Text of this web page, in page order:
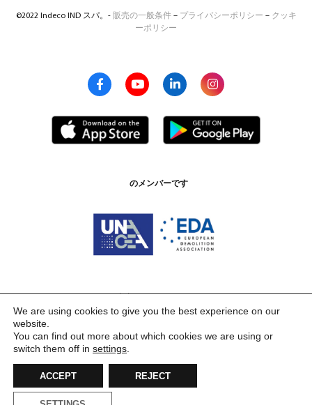
©2022 Indeco IND スパ。- 販売の一般条件– プライバシーポリシー – クッキ
ーポリシー
のメンバーです
We are using cookies to give you the best experience on our
website.
You can find out more about which cookies we are using or
switch them off in settings
ACCEPT REJECT